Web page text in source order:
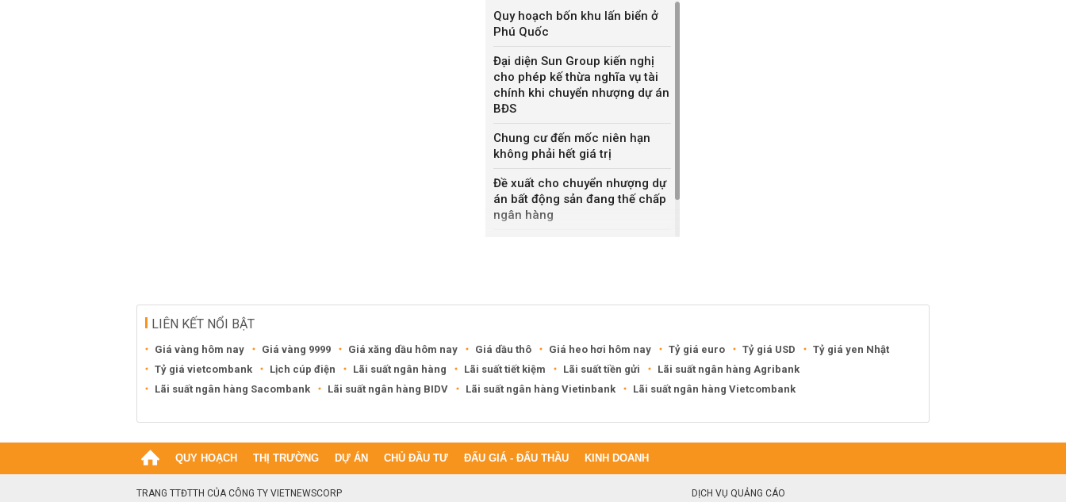
Quy hoạch bốn khu lấn biển ở
Phú Quốc
Đại diện Sun Group kiến nghị
cho phép kế thừa nghĩa vụ tài
chính khi chuyển nhượng dự án
BĐS
Chung cư đến mốc niên hạn
không phải hết giá trị
Đề xuất cho chuyển nhượng dự
án bất động sản đang thế chấp
ngân hàng
LIÊN KẾT NỔI BẬT
Giá vàng hôm nay Giá vàng 9999 Giá xăng dầu hôm nay Giá dầu thô Giá heo hơi hôm nay Tỷ giá euro Tỷ giá USD
Tỷ giá yen Nhật
Tỷ giá vietcombank
Lịch cúp điện Lãi suất ngân hàng Lãi suất tiết kiệm Lãi suất tiền gửi
Lãi suất ngân hàng Agribank
Lãi suất ngân hàng Sacombank
Lãi suất ngân hàng BIDV Lãi suất ngân hàng Vietinbank Lãi suất ngân hàng Vietcombank
QUY HOẠCH THỊ TRƯỜNG DỰ ÁN CHỦ ĐẦU TƯ ĐẤU GIÁ - ĐẤU THẦU KINH DOANH
TRANG TTĐTTH CỦA CÔNG TY VIETNEWSCORP
DỊCH VỤ QUẢNG CÁO